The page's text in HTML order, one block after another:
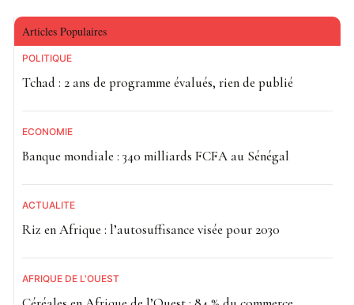
Articles Populaires
POLITIQUE
Tchad : 2 ans de programme évalués, rien de publié
ECONOMIE
Banque mondiale : 340 milliards FCFA au Sénégal
ACTUALITE
Riz en Afrique : l’autosuffisance visée pour 2030
AFRIQUE DE L'OUEST